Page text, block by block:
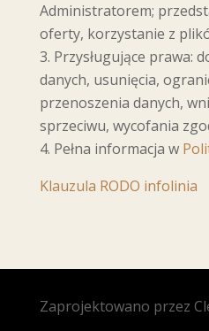
Administratorem;
oferty, korzystanie z
Przysługujące prawa:
danych, usunięcia,
przenoszenia danych,
sprzeciwu, wycofania
Pełna informacja w
Klauzula RODO infolinia
Zaprojektowano przez